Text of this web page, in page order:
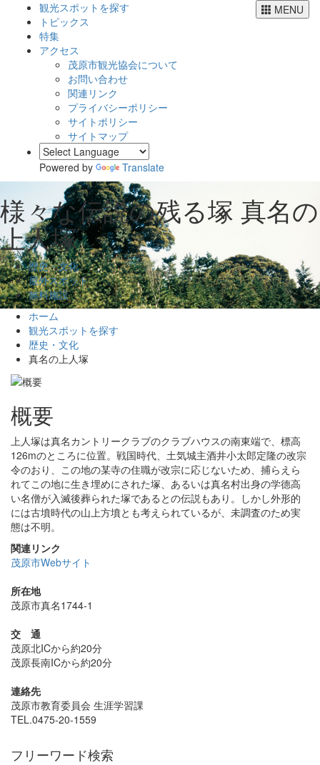
MENU
観光スポットを探す
トピックス
特集
アクセス
茂原市観光協会について
お問い合わせ
関連リンク
プライバシーポリシー
サイトポリシー
サイトマップ
Powered by Translate
様々な伝説の残る塚 真名の
上人塚
歴史・文化
屋外スポット
無料施設
ホーム
観光スポットを探す
歴史・文化
真名の上人塚
概要
上人塚は真名カントリークラブのクラブハウスの南東端で、標高
126mのところに位置。戦国時代、土気城主酒井小太郎定隆の改宗
令のおり、この地の某寺の住職が改宗に応じないため、捕らえら
れてこの地に生き埋めにされた塚、あるいは真名村出身の学德高
い名僧が入滅後葬られた塚であるとの伝説もあり。しかし外形的
には古墳時代の山上方墳とも考えられているが、未調査のため実
態は不明。
関連リンク
茂原市Webサイト
所在地
茂原市真名1744-1
交 通
茂原北ICから約20分
茂原長南ICから約20分
連絡先
茂原市教育委員会 生涯学習課
TEL.0475-20-1559
フリーワード検索